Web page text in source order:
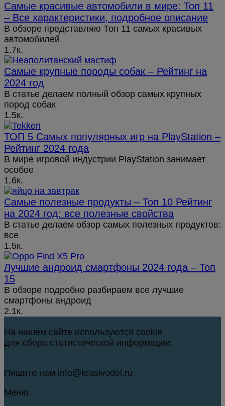
Самые красивые автомобили в мире: Топ 11
– Все характеристики, подробное описание
В обзоре представляю Топ 11 самых красивых
автомобилей
1.7к.
Самые крупные породы собак – Рейтинг на
2024 год
В статье делаем полный обзор самых крупных
пород собак
1.5к.
ТОП 5 Самых популярных игр на PlayStation –
Рейтинг 2024 года
В мире игровой индустрии PlayStation занимает
особое
1.6к.
Самые полезные продукты – Топ 10 Рейтинг
на 2024 год: все полезные свойства
В статье делаем обзор самых полезных продуктов:
все
1.5к.
Лучшие андроид смартфоны 2024 года – Топ
15
В обзоре подробно разбираем все лучшие
смартфоны андроид
2.1к.
На нашем сайте используются cookie
для сбора статистической информации.
Пишите нам info@krasivodel.ru
Меню